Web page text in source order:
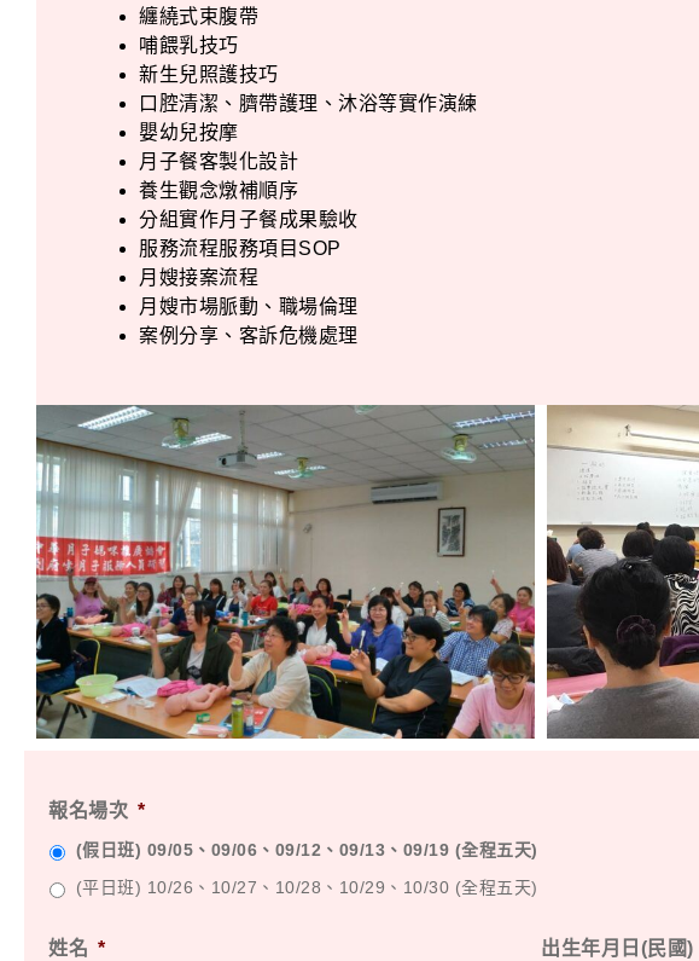
纏繞式束腹帶
哺餵乳技巧
新生兒照護技巧
口腔清潔、臍帶護理、沐浴等實作演練
嬰幼兒按摩
月子餐客製化設計
養生觀念燉補順序
分組實作月子餐成果驗收
服務流程服務項目SOP
月嫂接案流程
月嫂市場脈動、職場倫理
案例分享、客訴危機處理
報名場次 *
(假日班) 09/05、09/06、09/12、09/13、09/19 (全程五天)
(平日班) 10/26、10/27、10/28、10/29、10/30 (全程五天)
姓名 * 出生年月日(民國)